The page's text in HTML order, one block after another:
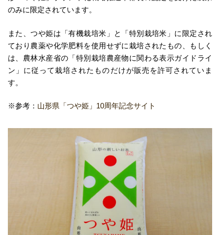
のみに限定されています。
また、つや姫は「有機栽培米」と「特別栽培米」に限定され
ており農薬や化学肥料を使用せずに栽培されたもの、もしく
は、農林水産省の「特別栽培農産物に関わる表示ガイドライ
ン」に従って栽培されたものだけが販売を許可されていま
す。
※参考： 山形県「つや姫」10周年記念サイト